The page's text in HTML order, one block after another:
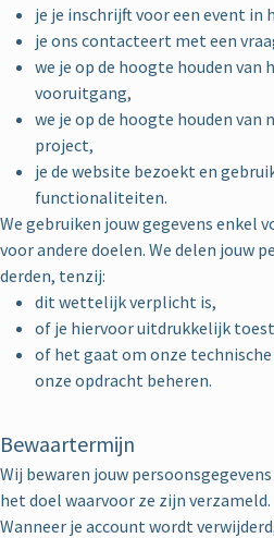
je je inschrijft voor een event in
je ons contacteert met een
we je op de hoogte houden van
vooruitgang,
we je op de hoogte houden
project,
je de website bezoekt en
functionaliteiten.
We gebruiken jouw gegevens enkel
voor andere doelen. We delen jouw
derden, tenzij:
dit wettelijk verplicht is,
of je hiervoor uitdrukkelijk
of het gaat om onze
onze opdracht beheren.
Bewaartermijn
Wij bewaren jouw
het doel waarvoor ze zijn verzameld.
Wanneer je account wordt